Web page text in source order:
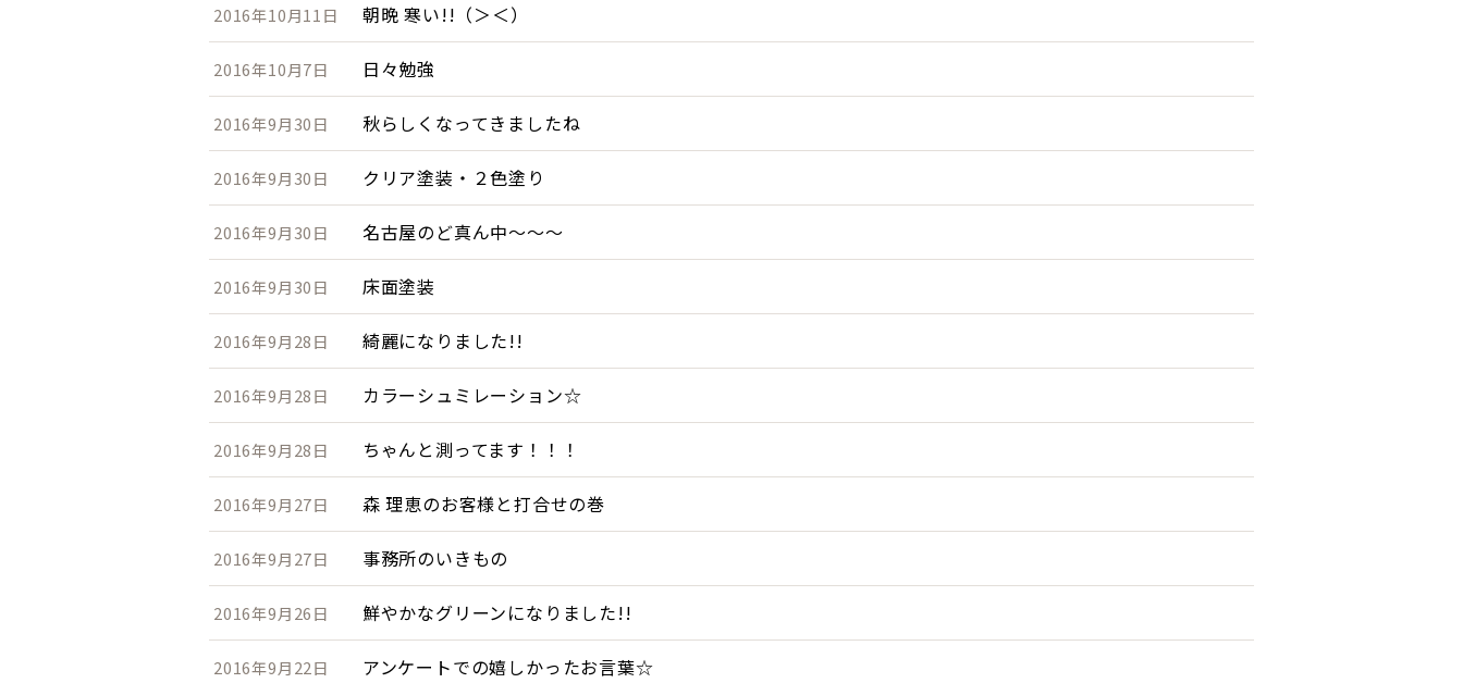
2016年10月11日 朝晩 寒い!!（＞＜）
2016年10月7日 日々勉強
2016年9月30日 秋らしくなってきましたね
2016年9月30日 クリア塗装・２色塗り
2016年9月30日 名古屋のど真ん中～～～
2016年9月30日 床面塗装
2016年9月28日 綺麗になりました!!
2016年9月28日 カラーシュミレーション☆
2016年9月28日 ちゃんと測ってます！！！
2016年9月27日 森 理恵のお客様と打合せの巻
2016年9月27日 事務所のいきもの
2016年9月26日 鮮やかなグリーンになりました!!
2016年9月22日 アンケートでの嬉しかったお言葉☆